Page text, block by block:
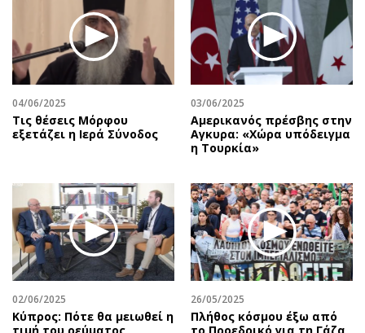
04/06/2025
Τις θέσεις Μόρφου
εξετάζει η Ιερά Σύνοδος
03/06/2025
Αμερικανός πρέσβης στην
Αγκυρα: «Χώρα υπόδειγμα
η Τουρκία»
02/06/2025
Κύπρος: Πότε θα μειωθεί η
τιμή του ρεύματος
26/05/2025
Πλήθος κόσμου έξω από
το Προεδρικό για τη Γάζα